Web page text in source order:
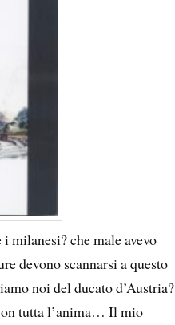
milanesi? che male avevo
devono scannarsi a questo
noi del ducato d’Austria?
tutta l’anima… Il mio